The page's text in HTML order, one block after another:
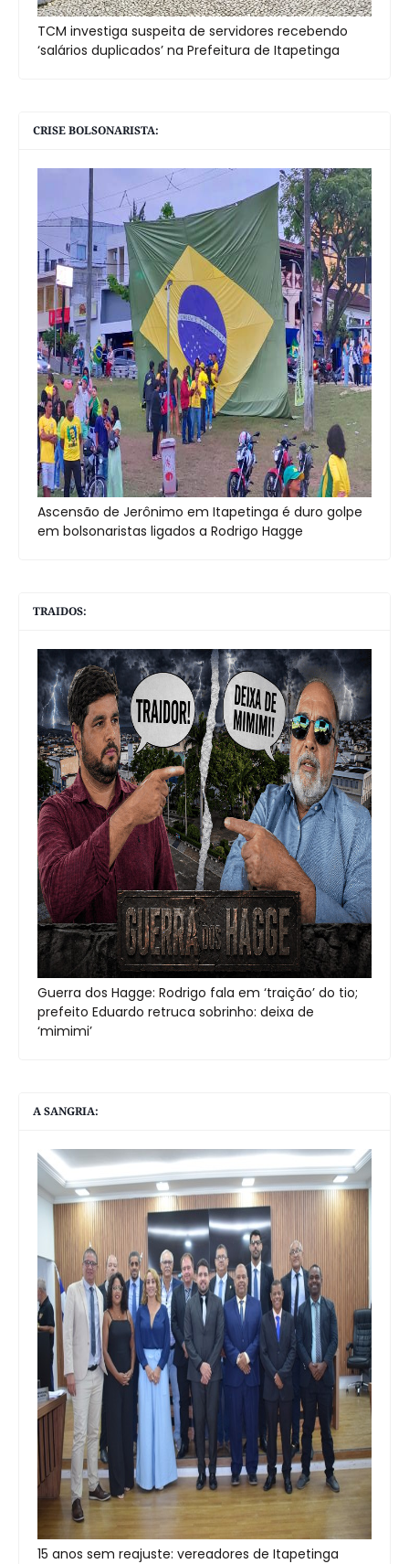
TCM investiga suspeita de servidores recebendo
‘salários duplicados’ na Prefeitura de Itapetinga
CRISE BOLSONARISTA:
Ascensão de Jerônimo em Itapetinga é duro golpe
em bolsonaristas ligados a Rodrigo Hagge
TRAIDOS:
Guerra dos Hagge: Rodrigo fala em ‘traição’ do tio;
prefeito Eduardo retruca sobrinho: deixa de
‘mimimi’
A SANGRIA:
15 anos sem reajuste: vereadores de Itapetinga